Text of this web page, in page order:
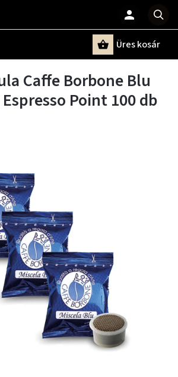
Üres kosár
Caffe Borbone Blu
Point 100 db